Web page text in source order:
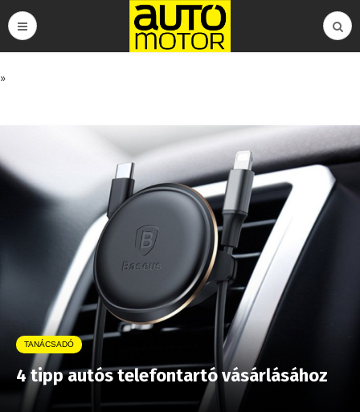
»
TANÁCSADÓ
4 tipp autós telefontartó vásárlásához